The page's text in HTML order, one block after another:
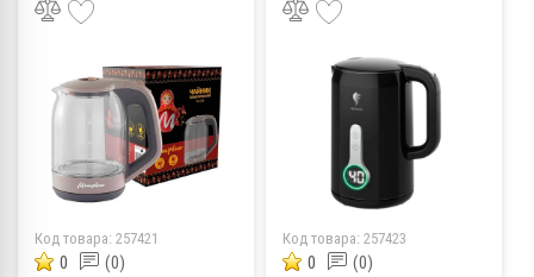
Код товара: 257421
0 (0)
Код товара: 257423
0 (0)